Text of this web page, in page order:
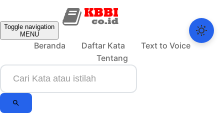
Toggle navigation
MENU
Beranda Daftar Kata
Text to Voice
Tentang